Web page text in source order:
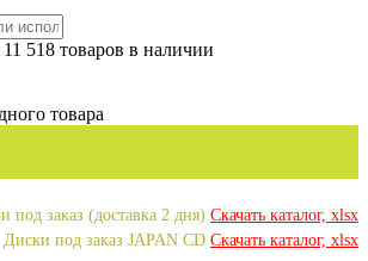
518 товаров в наличии
товара
под заказ (доставка 2 дня) Скачать каталог, xlsx
Диски под заказ JAPAN CD Скачать каталог, xlsx